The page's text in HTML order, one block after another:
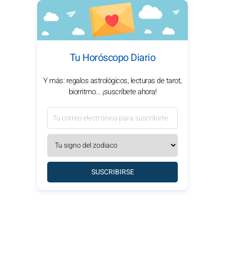
Tu Horóscopo Diario
Y más: regalos astrológicos, lecturas de tarot,
biorritmo... ¡suscríbete ahora!
SUSCRIBIRSE